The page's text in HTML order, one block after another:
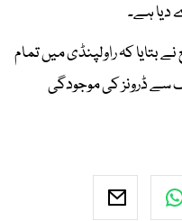
دیا ہے۔
بتایا کہ راولپنڈی میں تمام
سے ڈرونز کی موجودگی